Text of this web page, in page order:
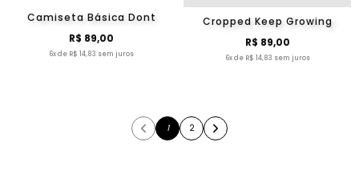
Camiseta Básica Dont
R$ 89,00
6x de R$ 14,83 sem juros
Cropped Keep Growing
R$ 89,00
6x de R$ 14,83 sem juros
1 2